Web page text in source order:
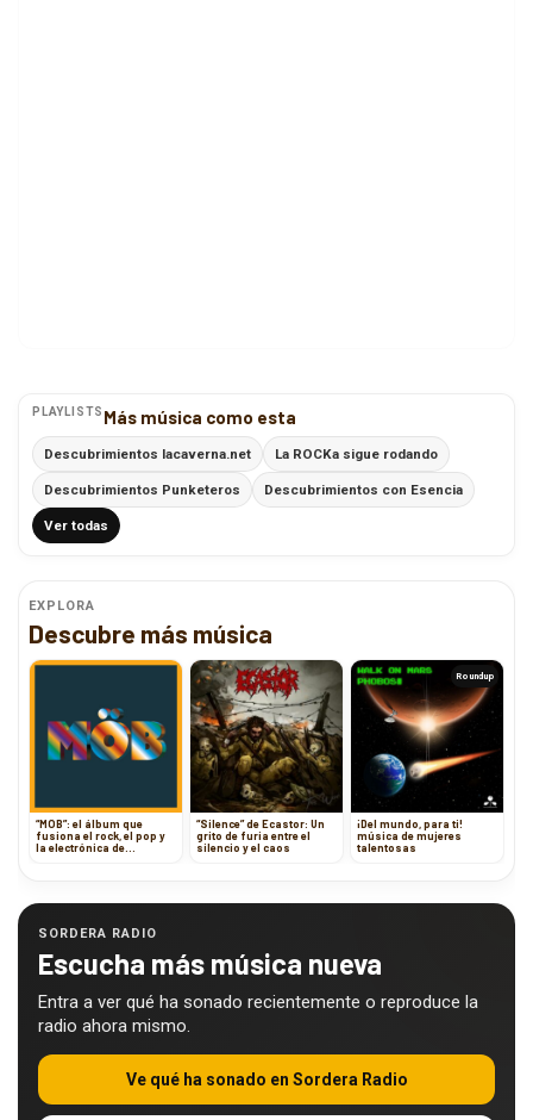
PLAYLISTS Más música como esta
Descubrimientos lacaverna.net La ROCKa sigue rodando
Descubrimientos Punketeros Descubrimientos con Esencia
Ver todas
EXPLORA
Descubre más música
“MÖB”: el álbum que
fusiona el rock, el pop y
la electrónica de
“Silence” de Ecastor: Un
grito de furia entre el
silencio y el caos
Roundup
¡Del mundo, para ti!
música de mujeres
talentosas
SORDERA RADIO
Escucha más música nueva
Entra a ver qué ha sonado recientemente o reproduce la
radio ahora mismo.
Ve qué ha sonado en Sordera Radio